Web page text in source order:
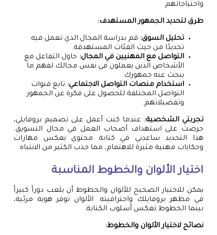
واحتياجاتهم.
طرق لتحديد الجمهور المستهدف:
تحليل السوق: قم بدراسة المجال الذي تعمل فيه
تحديدًا من حيث الفئات المستهدفة.
التواصل مع المهنيين في المجال: حاول التفاعل مع
الأشخاص الذين يعملون في نفس مجالك لفهم ما
يبحث عنه جمهورك.
استخدام منصات التواصل الاجتماعي: تابع قنوات
التواصل المختلفة للحصول على فكرة عن الجمهور
وتفضيلاتهم.
تجربتي الشخصية: عندما كنت أعمل على تصميم بروفايلي،
حرصت على استهداف أصحاب العمل في مجال التسويق.
هذا التحديد ساعدني في كتابة محتوى يعكس مهارات
وحكايات مهنية مثيرة للاهتمام، مما جذب الكثير من الانتباه.
اختيار الألوان والخطوط المناسبة
يمكن للاختيار الصحيح للألوان والخطوط أن يلعب دوراً كبيراً
في مظهر بروفايلك واحترافيته. الألوان توفر هوية مرئية،
بينما الخطوط تعكس أسلوب الكتابة.
نصائح لاختيار الألوان والخطوط: